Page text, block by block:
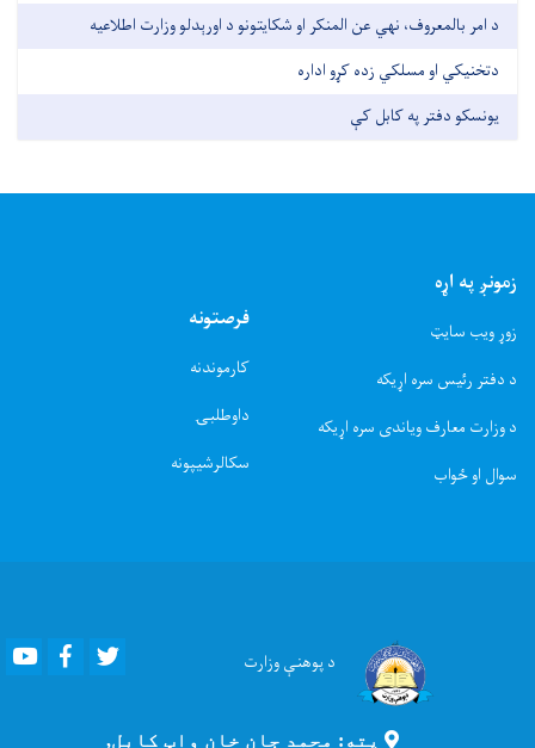
د امر بالمعروف، نهي عن المنکر او شکایتونو د اورېدلو وزارت اطلاعیه
دتخنیکي او مسلکي زده کړو اداره
یونسکو دفتر په کابل کې
زمونږ په اړه
زوړ ویب سایټ
د دفتر رئیس سره اړیکه
د وزارت معارف ویاندی سره اړیکه
سوال او ځواب
فرصتونه
کارموندنه
داوطلبۍ
سکالرشیپونه
د پوهنېوزارت Youtube Facebook
پته: محمد جان خان واټ کابل,